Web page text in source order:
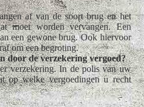
af van de soort brug en het
moet worden vervangen. Een
een gewone brug. Ook hiervoor
om een begroting.
door de verzekering vergoed?
verzekering. In de polis van uw
op welke vergoedingen u recht